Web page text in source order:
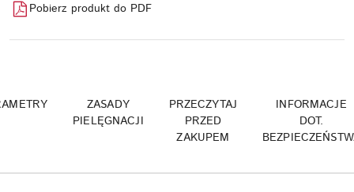
Pobierz produkt do PDF
ZASADY
PIELĘGNACJI
PRZECZYTAJ
PRZED
ZAKUPEM
INFORMACJE
DOT.